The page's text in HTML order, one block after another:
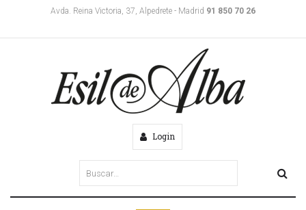
Avda. Reina Victoria, 37, Alpedrete - Madrid 91 850 70 26
Login